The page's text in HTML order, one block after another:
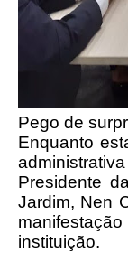
Pego de
Enquanto
Presidente
Jardim, Nen
instituição.